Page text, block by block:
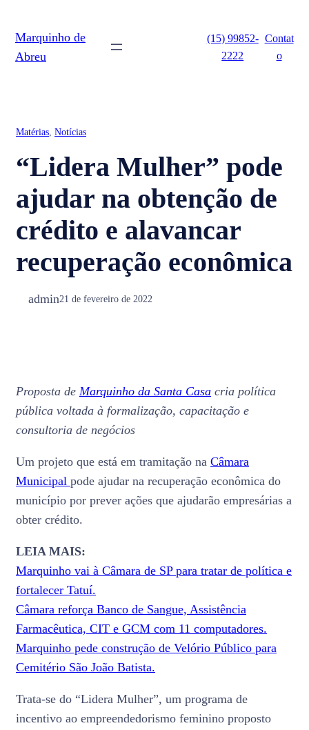
para
Marquinho de
Abreu
(15) 99852-
2222
Contat
o
Matérias, Notícias
“Lidera Mulher” pode
ajudar na obtenção de
crédito e alavancar
recuperação econômica
admin21 de fevereiro de 2022
Proposta de Marquinho da Santa Casa cria política
pública voltada à formalização, capacitação e
consultoria de negócios
Um projeto que está em tramitação na Câmara
Municipal pode ajudar na recuperação econômica do
município por prever ações que ajudarão empresárias a
obter crédito.
LEIA MAIS:
Marquinho vai à Câmara de SP para tratar de política e
fortalecer Tatuí.
Câmara reforça Banco de Sangue, Assistência
Farmacêutica, CIT e GCM com 11 computadores.
Marquinho pede construção de Velório Público para
Cemitério São João Batista.
Trata-se do “Lidera Mulher”, um programa de
incentivo ao empreendedorismo feminino proposto